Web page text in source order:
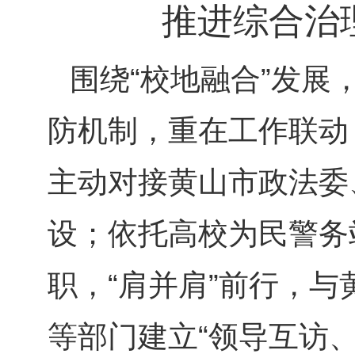
推进综合治
围绕“校地融合”发
防机制，重在工作联
主动对接黄山市政法
设；依托高校为民警
职，“肩并肩”前行，
等部门建立“领导互访